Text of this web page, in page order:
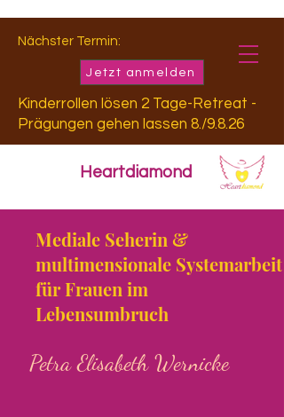
Nächster Termin:
Jetzt anmelden
Kinderrollen lösen 2 Tage-Retreat -
Prägungen gehen lassen 8./9.8.26
Heartdiamond
Mediale Seherin &
multimensionale Systemarbeit
für Frauen im
Lebensumbruch
Petra Elisabeth Wernicke